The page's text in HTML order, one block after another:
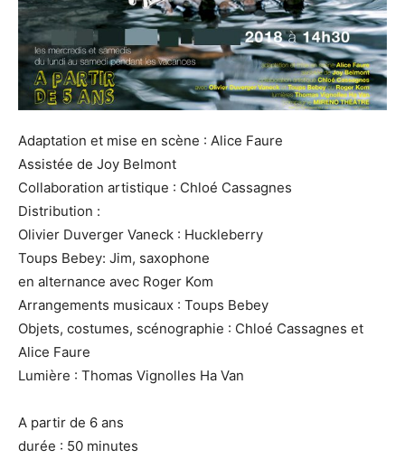
Adaptation et mise en scène : Alice Faure
Assistée de Joy Belmont
Collaboration artistique : Chloé Cassagnes
Distribution :
Olivier Duverger Vaneck : Huckleberry
Toups Bebey: Jim, saxophone
en alternance avec Roger Kom
Arrangements musicaux : Toups Bebey
Objets, costumes, scénographie : Chloé Cassagnes et
Alice Faure
Lumière : Thomas Vignolles Ha Van
A partir de 6 ans
durée : 50 minutes